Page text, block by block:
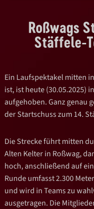
Roßwags
Stäffele-
Ein Laufspektakel mitten
ist, ist heute (30.05.2025)
aufgehoben. Ganz genau
der Startschuss zum 14.
Die Strecke führt mitten
Alten Kelter in Roßwag,
hoch, anschließend auf
Runde umfasst 2.300
und wird in Teams zu
ausgetragen. Die